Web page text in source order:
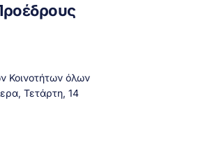
Κοινοτήτων όλων
Τετάρτη, 14